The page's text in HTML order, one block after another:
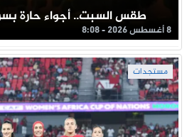
طقس السبت.. أجواء حارة
8 أغسطس 2026 - 8:08
مستجدات